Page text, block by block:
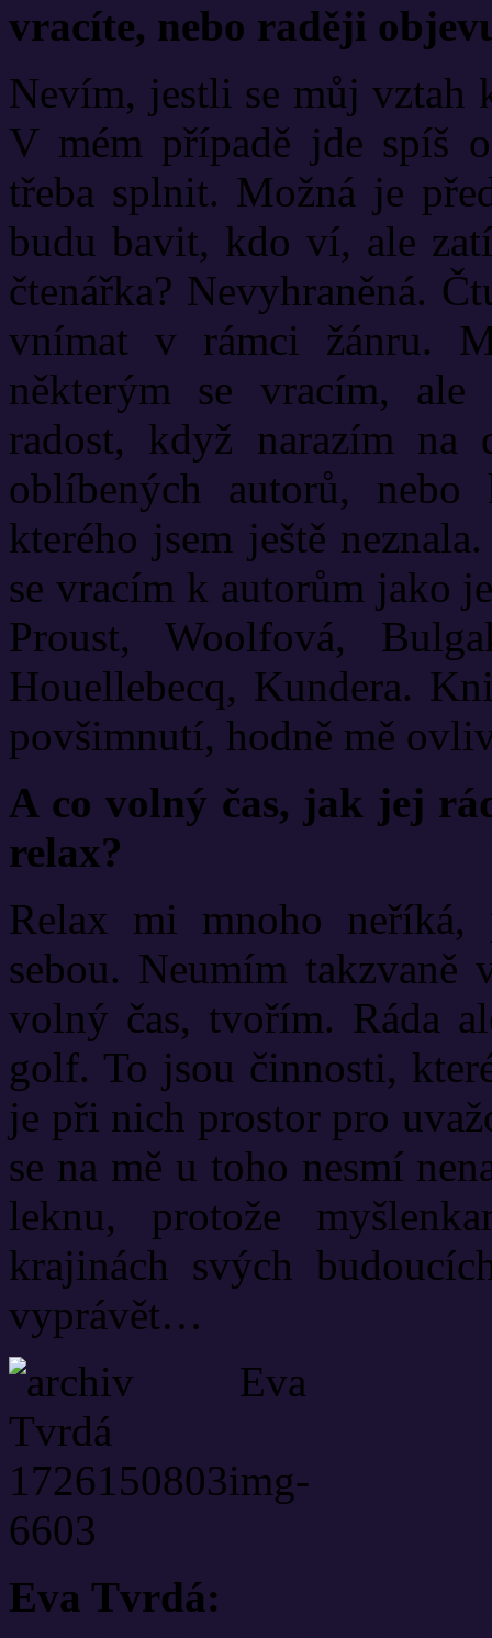
vracíte, nebo raději
Nevím, jestli se můj vztah
V mém případě jde spíš
třeba splnit. Možná je
budu bavit, kdo ví, ale
čtenářka? Nevyhraněná.
vnímat v rámci žánru.
některým se vracím,
radost, když narazím na
oblíbených autorů,
kterého jsem ještě
se vracím k autorům jako
Proust, Woolfová,
Houellebecq, Kundera.
povšimnutí, hodně mě
A co volný čas, jak jej
relax?
Relax mi mnoho
sebou. Neumím
volný čas, tvořím. Ráda
golf. To jsou činnosti,
je při nich prostor pro
se na mě u toho nesmí
leknu, protože
krajinách svých
vyprávět…
Eva Tvrdá: